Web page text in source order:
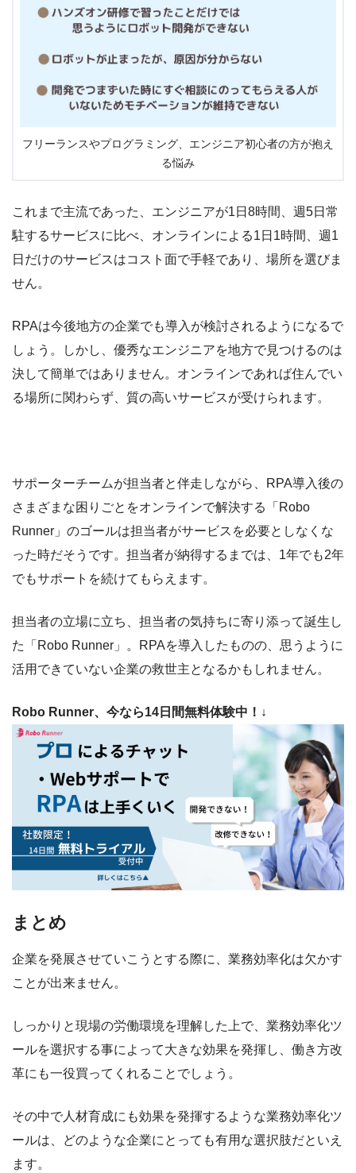
フリーランスやプログラミング、エンジニア初心者の方が抱え
る悩み
これまで主流であった、エンジニアが1日8時間、週5日常
駐するサービスに比べ、オンラインによる1日1時間、週1
日だけのサービスはコスト面で手軽であり、場所を選びま
せん。
RPAは今後地方の企業でも導入が検討されるようになるで
しょう。しかし、優秀なエンジニアを地方で見つけるのは
決して簡単ではありません。オンラインであれば住んでい
る場所に関わらず、質の高いサービスが受けられます。
サポーターチームが担当者と伴走しながら、RPA導入後の
さまざまな困りごとをオンラインで解決する「Robo
Runner」のゴールは担当者がサービスを必要としなくな
った時だそうです。担当者が納得するまでは、1年でも2年
でもサポートを続けてもらえます。
担当者の立場に立ち、担当者の気持ちに寄り添って誕生し
た「Robo Runner」。RPAを導入したものの、思うように
活用できていない企業の救世主となるかもしれません。
Robo Runner、今なら14日間無料体験中！↓
まとめ
企業を発展させていこうとする際に、業務効率化は欠かす
ことが出来ません。
しっかりと現場の労働環境を理解した上で、業務効率化ツ
ールを選択する事によって大きな効果を発揮し、働き方改
革にも一役買ってくれることでしょう。
その中で人材育成にも効果を発揮するような業務効率化ツ
ールは、どのような企業にとっても有用な選択肢だといえ
ます。